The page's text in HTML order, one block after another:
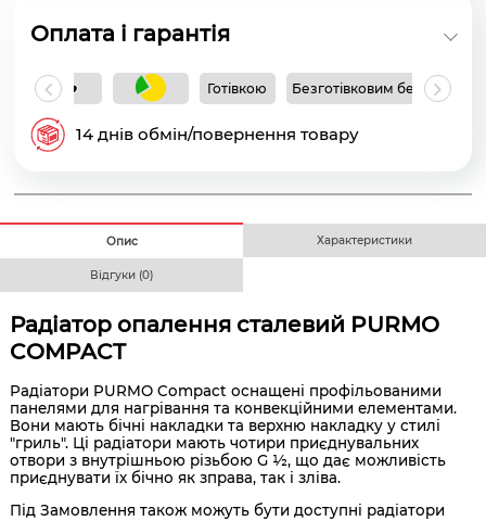
Оплата і гарантія
Готівкою Безготівковим без ПДВ
14 днів обмін/повернення товару
Опис Характеристики
Відгуки (0)
Радіатор опалення сталевий PURMO
COMPACT
Радіатори PURMO Compact оснащені профільованими
панелями для нагрівання та конвекційними елементами.
Вони мають бічні накладки та верхню накладку у стилі
"гриль". Ці радіатори мають чотири приєднувальних
отвори з внутрішньою різьбою G ½, що дає можливість
приєднувати їх бічно як зправа, так і зліва.
Під Замовлення також можуть бути доступні радіатори